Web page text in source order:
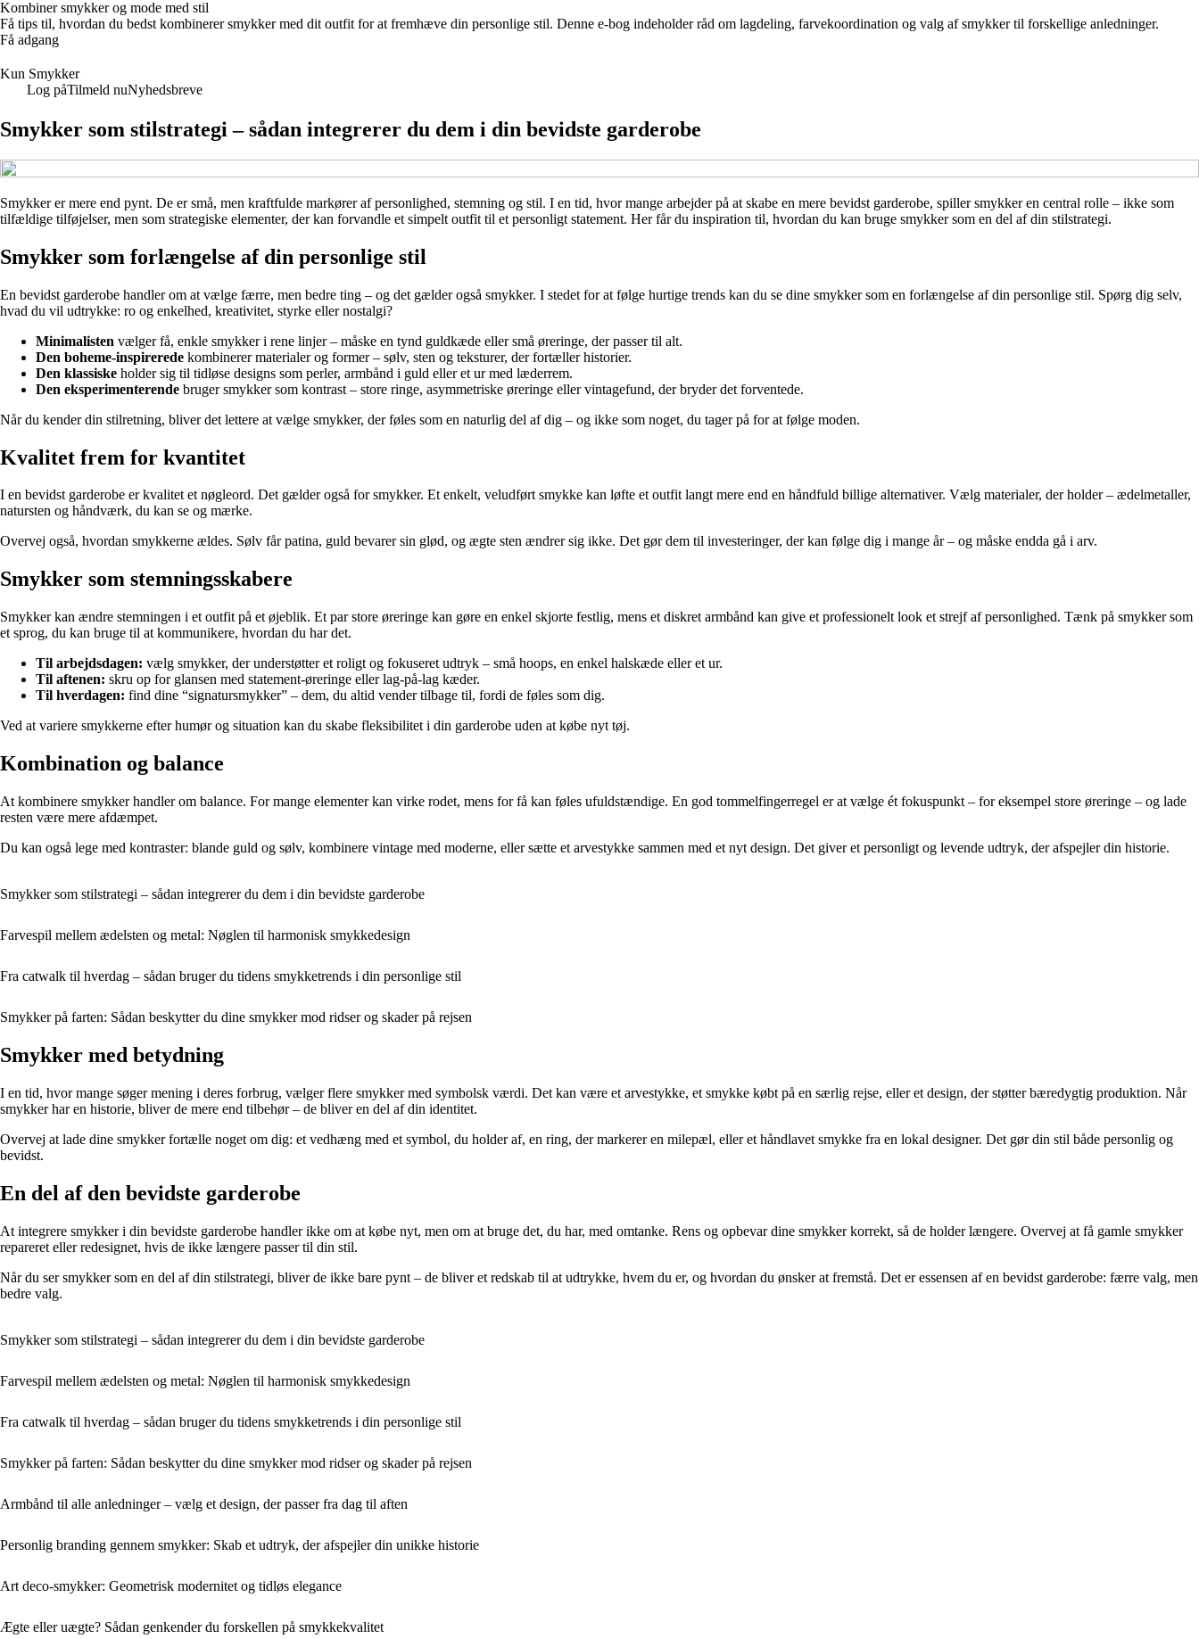
Kombiner smykker og mode med stil
Få tips til, hvordan du bedst kombinerer smykker med dit outfit for at fremhæve din personlige stil. Denne e-bog indeholder råd om lagdeling, farvekoordination og valg af smykker til forskellige anledninger.
Få adgang
Kun Smykker
Log påTilmeld nuNyhedsbreve
Smykker som stilstrategi – sådan integrerer du dem i din bevidste garderobe
Smykker er mere end pynt. De er små, men kraftfulde markører af personlighed, stemning og stil. I en tid, hvor mange arbejder på at skabe en mere bevidst garderobe, spiller smykker en central rolle – ikke som
tilfældige tilføjelser, men som strategiske elementer, der kan forvandle et simpelt outfit til et personligt statement. Her får du inspiration til, hvordan du kan bruge smykker som en del af din stilstrategi.
Smykker som forlængelse af din personlige stil
En bevidst garderobe handler om at vælge færre, men bedre ting – og det gælder også smykker. I stedet for at følge hurtige trends kan du se dine smykker som en forlængelse af din personlige stil. Spørg dig selv,
hvad du vil udtrykke: ro og enkelhed, kreativitet, styrke eller nostalgi?
Minimalisten vælger få, enkle smykker i rene linjer – måske en tynd guldkæde eller små øreringe, der passer til alt.
Den boheme-inspirerede kombinerer materialer og former – sølv, sten og teksturer, der fortæller historier.
Den klassiske holder sig til tidløse designs som perler, armbånd i guld eller et ur med læderrem.
Den eksperimenterende bruger smykker som kontrast – store ringe, asymmetriske øreringe eller vintagefund, der bryder det forventede.
Når du kender din stilretning, bliver det lettere at vælge smykker, der føles som en naturlig del af dig – og ikke som noget, du tager på for at følge moden.
Kvalitet frem for kvantitet
I en bevidst garderobe er kvalitet et nøgleord. Det gælder også for smykker. Et enkelt, veludført smykke kan løfte et outfit langt mere end en håndfuld billige alternativer. Vælg materialer, der holder – ædelmetaller,
natursten og håndværk, du kan se og mærke.
Overvej også, hvordan smykkerne ældes. Sølv får patina, guld bevarer sin glød, og ægte sten ændrer sig ikke. Det gør dem til investeringer, der kan følge dig i mange år – og måske endda gå i arv.
Smykker som stemningsskabere
Smykker kan ændre stemningen i et outfit på et øjeblik. Et par store øreringe kan gøre en enkel skjorte festlig, mens et diskret armbånd kan give et professionelt look et strejf af personlighed. Tænk på smykker som
et sprog, du kan bruge til at kommunikere, hvordan du har det.
Til arbejdsdagen: vælg smykker, der understøtter et roligt og fokuseret udtryk – små hoops, en enkel halskæde eller et ur.
Til aftenen: skru op for glansen med statement-øreringe eller lag-på-lag kæder.
Til hverdagen: find dine “signatursmykker” – dem, du altid vender tilbage til, fordi de føles som dig.
Ved at variere smykkerne efter humør og situation kan du skabe fleksibilitet i din garderobe uden at købe nyt tøj.
Kombination og balance
At kombinere smykker handler om balance. For mange elementer kan virke rodet, mens for få kan føles ufuldstændige. En god tommelfingerregel er at vælge ét fokuspunkt – for eksempel store øreringe – og lade
resten være mere afdæmpet.
Du kan også lege med kontraster: blande guld og sølv, kombinere vintage med moderne, eller sætte et arvestykke sammen med et nyt design. Det giver et personligt og levende udtryk, der afspejler din historie.
Smykker som stilstrategi – sådan integrerer du dem i din bevidste garderobe
Farvespil mellem ædelsten og metal: Nøglen til harmonisk smykkedesign
Fra catwalk til hverdag – sådan bruger du tidens smykketrends i din personlige stil
Smykker på farten: Sådan beskytter du dine smykker mod ridser og skader på rejsen
Smykker med betydning
I en tid, hvor mange søger mening i deres forbrug, vælger flere smykker med symbolsk værdi. Det kan være et arvestykke, et smykke købt på en særlig rejse, eller et design, der støtter bæredygtig produktion. Når
smykker har en historie, bliver de mere end tilbehør – de bliver en del af din identitet.
Overvej at lade dine smykker fortælle noget om dig: et vedhæng med et symbol, du holder af, en ring, der markerer en milepæl, eller et håndlavet smykke fra en lokal designer. Det gør din stil både personlig og
bevidst.
En del af den bevidste garderobe
At integrere smykker i din bevidste garderobe handler ikke om at købe nyt, men om at bruge det, du har, med omtanke. Rens og opbevar dine smykker korrekt, så de holder længere. Overvej at få gamle smykker
repareret eller redesignet, hvis de ikke længere passer til din stil.
Når du ser smykker som en del af din stilstrategi, bliver de ikke bare pynt – de bliver et redskab til at udtrykke, hvem du er, og hvordan du ønsker at fremstå. Det er essensen af en bevidst garderobe: færre valg, men
bedre valg.
Smykker som stilstrategi – sådan integrerer du dem i din bevidste garderobe
Farvespil mellem ædelsten og metal: Nøglen til harmonisk smykkedesign
Fra catwalk til hverdag – sådan bruger du tidens smykketrends i din personlige stil
Smykker på farten: Sådan beskytter du dine smykker mod ridser og skader på rejsen
Armbånd til alle anledninger – vælg et design, der passer fra dag til aften
Personlig branding gennem smykker: Skab et udtryk, der afspejler din unikke historie
Art deco-smykker: Geometrisk modernitet og tidløs elegance
Ægte eller uægte? Sådan genkender du forskellen på smykkekvalitet